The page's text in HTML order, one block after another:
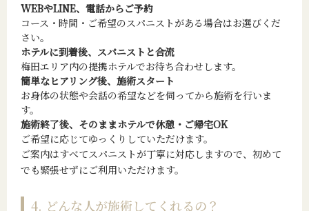
WEBやLINE、電話からご予約
コース・時間・ご希望のスパニストがある場合はお選びくだ
さい。
ホテルに到着後、スパニストと合流
梅田エリア内の提携ホテルでお待ち合わせします。
簡単なヒアリング後、施術スタート
お身体の状態や会話の希望などを伺ってから施術を行いま
す。
施術終了後、そのままホテルで休憩・ご帰宅OK
ご希望に応じてゆっくりしていただけます。
ご案内はすべてスパニストが丁寧に対応しますので、初めて
でも緊張せずにご利用いただけます。
4. どんな人が施術してくれるの？